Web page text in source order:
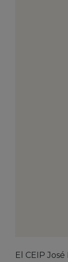
El CEIP